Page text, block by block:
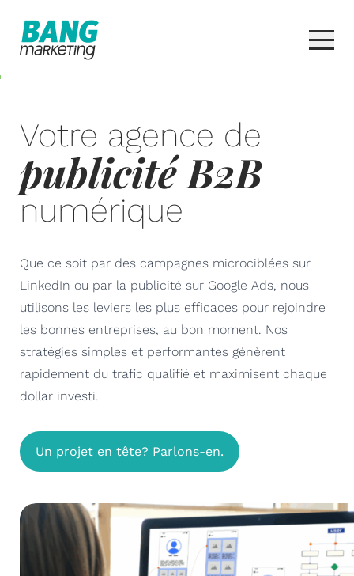
Votre agence de
publicité B2B
numérique
Que ce soit par des campagnes microciblées sur
LinkedIn ou par la publicité sur Google Ads, nous
utilisons les leviers les plus efficaces pour rejoindre
les bonnes entreprises, au bon moment. Nos
stratégies simples et performantes génèrent
rapidement du trafic qualifié et maximisent chaque
dollar investi.
Un projet en tête? Parlons-en.